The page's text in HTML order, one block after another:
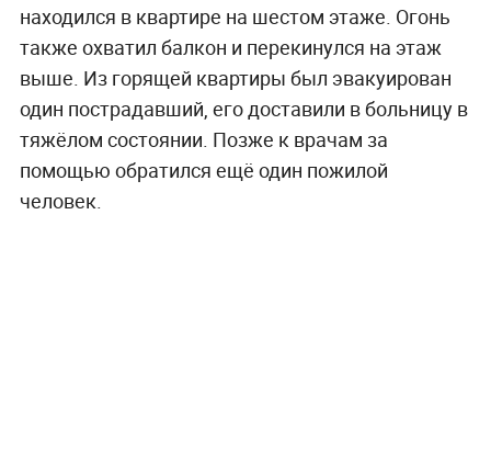
находился в квартире на шестом этаже. Огонь
также охватил балкон и перекинулся на этаж
выше. Из горящей квартиры был эвакуирован
один пострадавший, его доставили в больницу в
тяжёлом состоянии. Позже к врачам за
помощью обратился ещё один пожилой
человек.